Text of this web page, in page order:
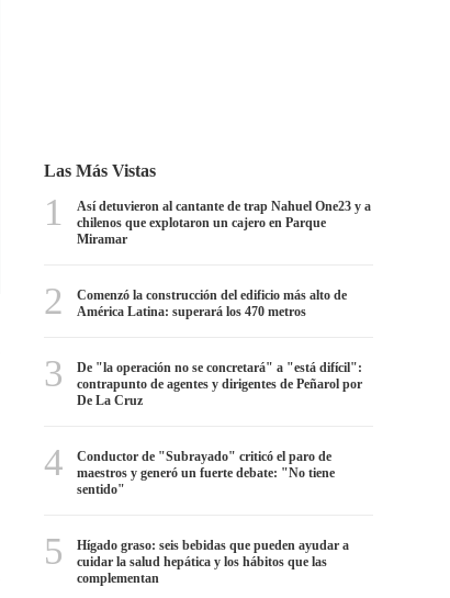
Las Más Vistas
1
Así detuvieron al cantante de trap Nahuel One23 y a
chilenos que explotaron un cajero en Parque
Miramar
2
Comenzó la construcción del edificio más alto de
América Latina: superará los 470 metros
3
De "la operación no se concretará" a "está difícil":
contrapunto de agentes y dirigentes de Peñarol por
De La Cruz
4
Conductor de "Subrayado" criticó el paro de
maestros y generó un fuerte debate: "No tiene
sentido"
5
Hígado graso: seis bebidas que pueden ayudar a
cuidar la salud hepática y los hábitos que las
complementan